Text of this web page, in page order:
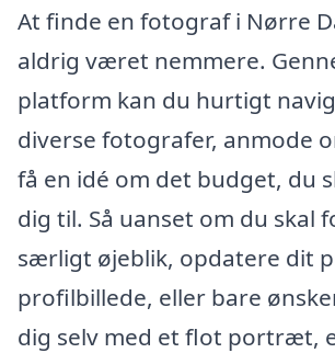
At finde en fotograf i Nørre
aldrig været nemmere.
platform kan du hurtigt
diverse fotografer, anmode
få en idé om det budget, du
dig til. Så uanset om du skal
særligt øjeblik, opdatere dit
profilbillede, eller bare
dig selv med et flot portræt,